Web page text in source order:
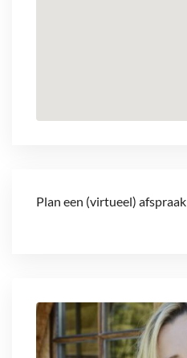
Plan een (virtueel) afspraak